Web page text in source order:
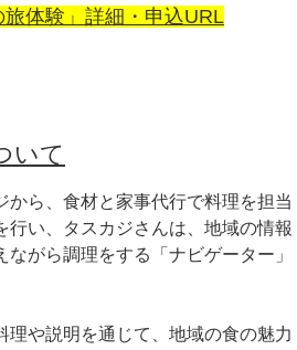
体験」詳細・申込URL
いて
ら、食材と家事代行で料理を担当
い、タスカジさんは、地域の情報
がら調理をする「ナビゲーター」
や説明を通じて、地域の食の魅力